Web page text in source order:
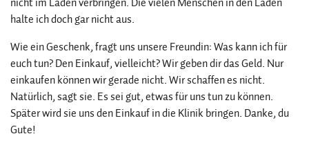
halte ich doch gar nicht aus.
Wie ein Geschenk, fragt uns unsere Freundin: Was kann ich für
euch tun? Den Einkauf, vielleicht? Wir geben dir das Geld. Nur
einkaufen können wir gerade nicht. Wir schaffen es nicht.
Natürlich, sagt sie. Es sei gut, etwas für uns tun zu können.
Später wird sie uns den Einkauf in die Klinik bringen. Danke, du
Gute!